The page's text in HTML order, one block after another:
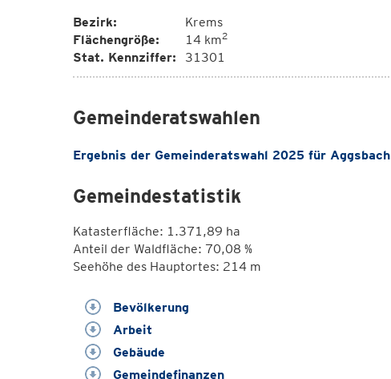
Bezirk:
Krems
Flächengröße:
14 km2
Stat. Kennziffer: 31301
Gemeinderatswahlen
Ergebnis der Gemeinderatswahl 2025 für Aggsbach
Gemeindestatistik
Katasterfläche: 1.371,89 ha
Anteil der Waldfläche: 70,08 %
Seehöhe des Hauptortes: 214 m
Bevölkerung
Arbeit
Gebäude
Gemeindefinanzen